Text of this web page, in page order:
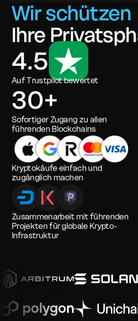
Wir schützen
Ihre
4.5
Auf Trustpilot bewertet
30+
Sofortiger Zugang zu allen
führenden Blockchains
Kryptokäufe einfach und
zugänglich machen
Zusammenarbeit mit führenden
Projekten für globale Krypto-
Infrastruktur